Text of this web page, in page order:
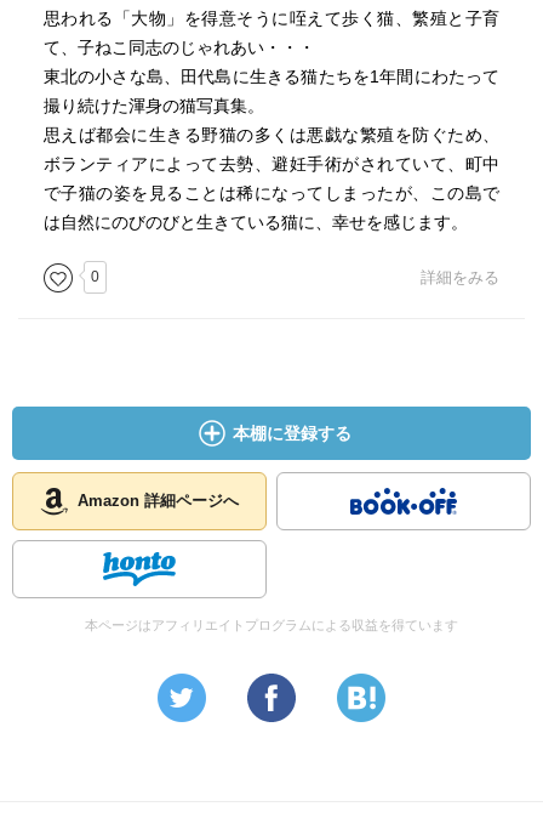
思われる「大物」を得意そうに咥えて歩く猫、繁殖と子育
て、子ねこ同志のじゃれあい・・・
東北の小さな島、田代島に生きる猫たちを1年間にわたって
撮り続けた渾身の猫写真集。
思えば都会に生きる野猫の多くは悪戯な繁殖を防ぐため、
ボランティアによって去勢、避妊手術がされていて、町中
で子猫の姿を見ることは稀になってしまったが、この島で
は自然にのびのびと生きている猫に、幸せを感じます。
0 詳細をみる
本棚に登録する
Amazon 詳細ページへ
本ページはアフィリエイトプログラムによる収益を得ています